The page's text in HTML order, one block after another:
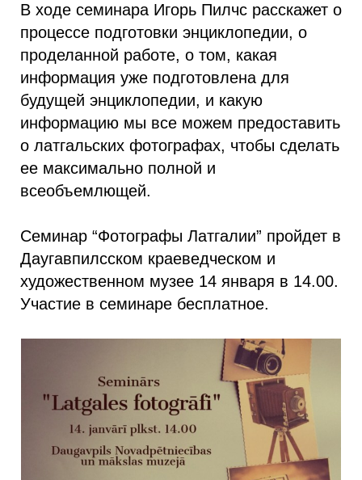
В ходе семинара Игорь Пилчс расскажет о
процессе подготовки энциклопедии, о
проделанной работе, о том, какая
информация уже подготовлена для
будущей энциклопедии, и какую
информацию мы все можем предоставить
о латгальских фотографах, чтобы сделать
ее максимально полной и
всеобъемлющей.
Семинар “Фотографы Латгалии” пройдет в
Даугавпилсском краеведческом и
художественном музее 14 января в 14.00.
Участие в семинаре бесплатное.